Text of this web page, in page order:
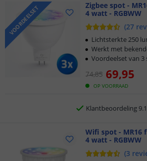
VOORDEELSET
Zigbee spot -
4 watt - RGBWW
(27
OP VOORRAAD
74,85 69,95
Lichtsterkte 250
Werkt met
Voordeelset van 3
Voor 23:45 uur besteld,
2 jaar garantie
Gratis verzending vanaf
Klantbeoordeling 9.1
Voor 23:45 uur besteld,
Wifi spot - MR16
4 watt - RGBWW
(3